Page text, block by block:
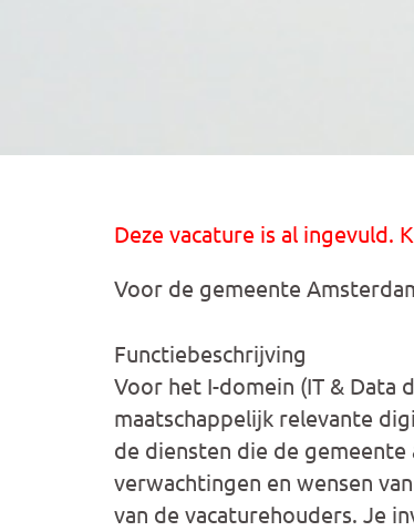
Deze vacature is al ingevuld.
Voor de gemeente
Functiebeschrijving
Voor het I-domein (IT & Data
maatschappelijk relevante
de diensten die de
verwachtingen en wensen
van de vacaturehouders. Je